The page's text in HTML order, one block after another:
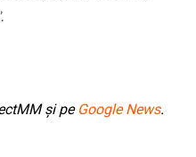
și pe Google News.